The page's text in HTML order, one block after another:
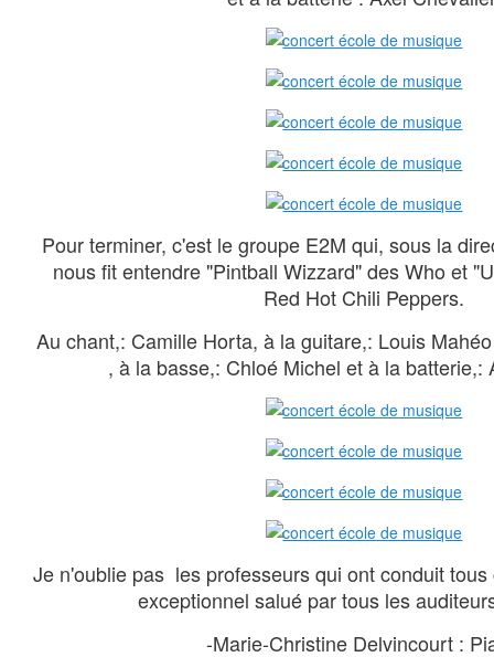
Pour terminer, c'est le groupe E2M qui, sous la
nous fit entendre "Pintball Wizzard" des Who et
Red Hot Chili Peppers.
Au chant,: Camille Horta, à la guitare,: Louis
, à la basse,: Chloé Michel et à la batterie,:
Je n'oublie pas les professeurs qui ont conduit
exceptionnel salué par tous les
-Marie-Christine Delvincourt :